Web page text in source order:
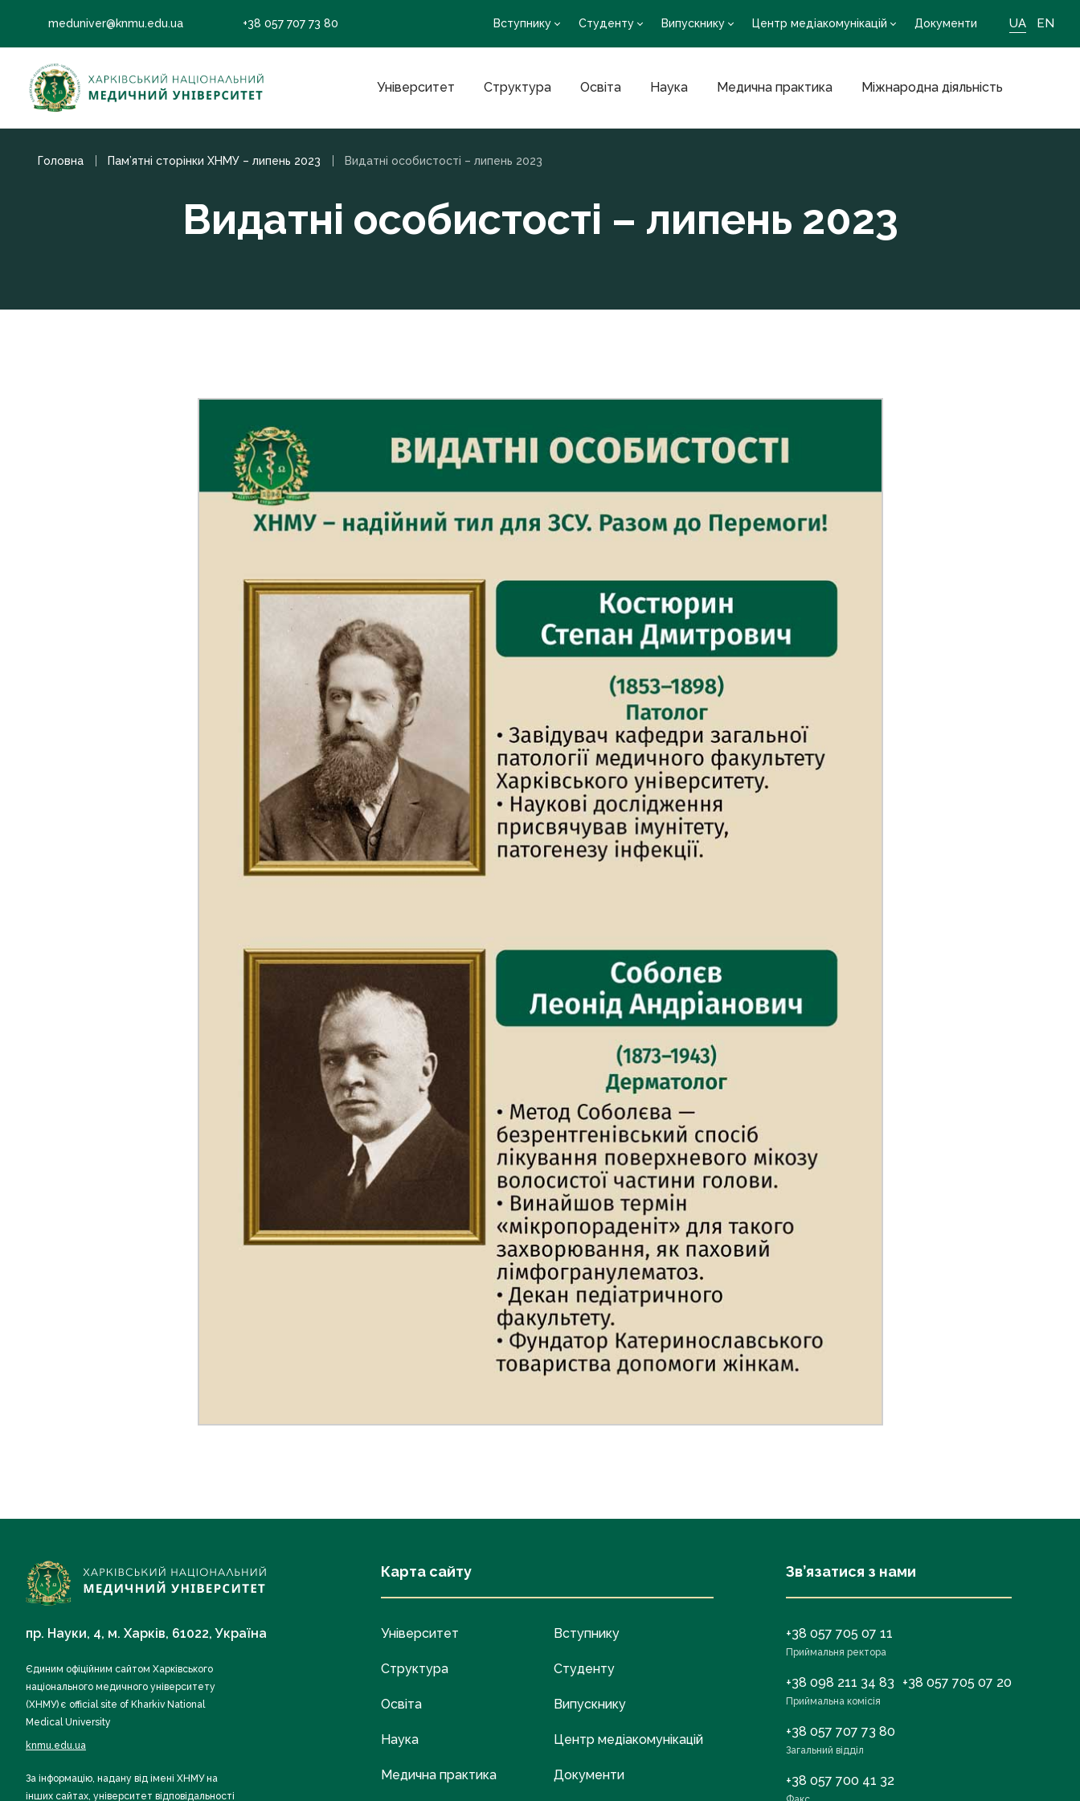
meduniver@knmu.edu.ua +38 057 707 73 80 Вступнику Студенту Випускнику Центр медіакомунікацій Документи UA EN
Університет Структура Освіта Наука Медична практика Міжнародна діяльність
Головна Пам’ятні сторінки ХНМУ – липень 2023 Видатні особистості – липень 2023
Видатні особистості – липень 2023
пр. Науки, 4, м. Харків, 61022, Україна
Єдиним офіційним сайтом Харківського
національного медичного університету
(ХНМУ) є official site of Kharkiv National
Medical University
knmu.edu.ua
За інформацію, надану від імені ХНМУ на
інших сайтах, університет відповідальності
Карта сайту
Університет
Структура
Освіта
Наука
Медична практика
Вступнику
Студенту
Випускнику
Центр медіакомунікацій
Документи
Зв’язатися з нами
+38 057 705 07 11
Приймальня ректора
+38 098 211 34 83 +38 057 705 07 20
Приймальна комісія
+38 057 707 73 80
Загальний відділ
+38 057 700 41 32